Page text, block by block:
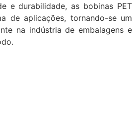
e durabilidade, as bobinas PET
de aplicações, tornando-se um
na indústria de embalagens e